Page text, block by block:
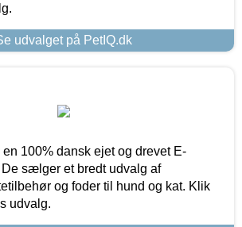
udvalget på PetIQ.dk
en 100% dansk ejet og drevet E-
sælger et bredt udvalg af
og foder til hund og kat. Klik
udvalg.